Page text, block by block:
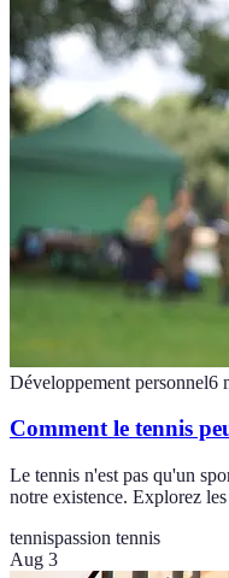
Développement personnel6
Comment le tennis
Le tennis n'est pas qu'un
notre existence. Explorez
tennispassion tennis
Aug 3